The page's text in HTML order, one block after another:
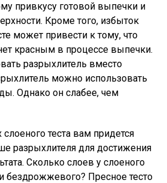
привкусу готовой выпечки и
Кроме того, избыток
может привести к тому, что
красным в процессе выпечки.
разрыхлитель вместо
можно использовать
Однако он слабее, чем
теста вам придется
разрыхлителя для достижения
Сколько слоев у слоеного
бездрожжевого? Пресное тесто